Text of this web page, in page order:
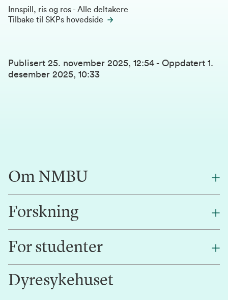
Innspill, ris og ros - Alle deltakere
Tilbake til SKPs hovedside
Publisert 25. november 2025, 12:54 - Oppdatert 1.
desember 2025, 10:33
Om NMBU
Om oss
Alumni
Forskning
Forskning
Innovasjon
For studenter
Studentlivet
Dyresykehuset